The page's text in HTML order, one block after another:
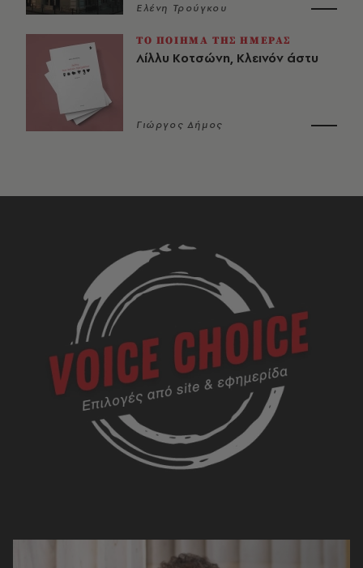
Ελένη Τρούγκου
ΤΟ ΠΟΙΗΜΑ ΤΗΣ ΗΜΕΡΑΣ
Λίλλυ Κοτσώνη, Κλεινόν άστυ
Γιώργος Δήμος